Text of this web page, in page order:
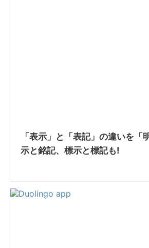
「表示」と「表記」の違いを「
示と銘記、標示と標記も!